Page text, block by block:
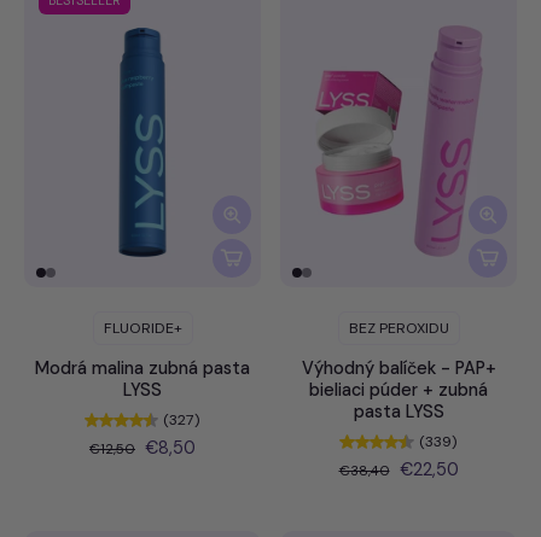
FLUORIDE+
Modrá malina zubná pasta
LYSS
(327)
€12,50 €8,50
BEZ PEROXIDU
Výhodný balíček - PAP+
bieliaci púder + zubná
pasta LYSS
(339)
€38,40 €22,50